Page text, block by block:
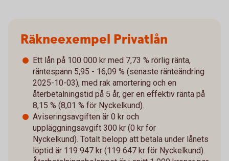
Räkneexempel Privatlån
Ett lån på 100 000 kr med 7,73 % rörlig ränta,
räntespann 5,95 - 16,09 % (senaste ränteändring
2025-10-03), med rak amortering och en
återbetalningstid på 5 år, ger en effektiv ränta på
8,15 % (8,01 % för Nyckelkund).
Aviseringsavgiften är 0 kr och
uppläggningsavgift 300 kr (0 kr för
Nyckelkund). Totalt belopp att betala under lånets
löptid är 119 947 kr (119 647 kr för Nyckelkund).